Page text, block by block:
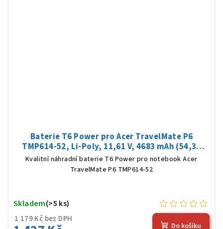
Baterie T6 Power pro Acer TravelMate P6
TMP614-52, Li-Poly, 11,61 V, 4683 mAh (54,36
Wh), černá
Kvalitní náhradní baterie T6 Power pro notebook Acer
TravelMate P6 TMP614-52
1 179 Kč bez DPH
Skladem(>5 ks)
Do košíku